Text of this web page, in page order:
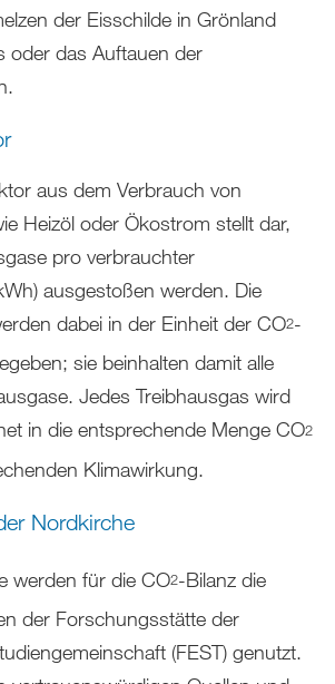
der Eisschilde in Grönland
oder das Auftauen der
aus dem Verbrauch von
Heizöl oder Ökostrom stellt dar,
pro verbrauchter
ausgestoßen werden. Die
dabei in der Einheit der CO2-
sie beinhalten damit alle
Jedes Treibhausgas wird
in die entsprechende Menge CO2
Klimawirkung.
Nordkirche
werden für die CO2-Bilanz die
der Forschungsstätte der
(FEST) genutzt.